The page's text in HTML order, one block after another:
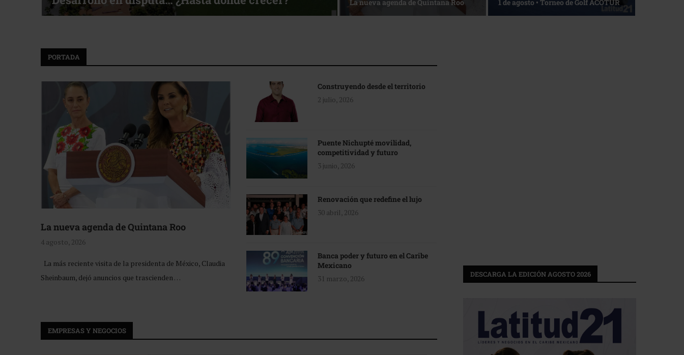
Reconocimiento de viajeros La esencia del servicio
PORTADA
La nueva agenda de Quintana Roo
4 agosto, 2026
La más reciente visita de la presidenta de México, Claudia
Sheinbaum, dejó anuncios que trascienden …
Construyendo desde el territorio
2 julio, 2026
Puente Nichupté movilidad,
competitividad y futuro
3 junio, 2026
Renovación que redefine el lujo
30 abril, 2026
Banca poder y futuro en el Caribe
Mexicano
31 marzo, 2026
EMPRESAS Y NEGOCIOS
DESCARGA LA EDICIÓN AGOSTO 2026